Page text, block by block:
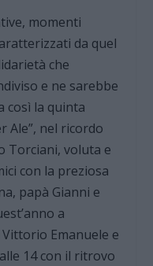
momenti
da quel
che
e ne sarebbe
così la quinta
Ale”, nel ricordo
Torciani, voluta e
con la preziosa
papà Gianni e
a
Emanuele e
14 con il ritrovo